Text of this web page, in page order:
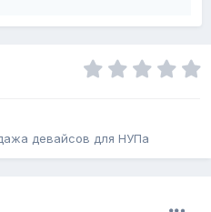
девайсов для НУПа